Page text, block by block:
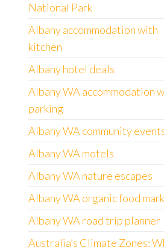
National Park
Albany accommodation with
kitchen
Albany hotel deals
Albany WA accommodation
parking
Albany WA community
Albany WA motels
Albany WA nature escapes
Albany WA organic food
Albany WA road trip planner
Australia’s Climate Zones: